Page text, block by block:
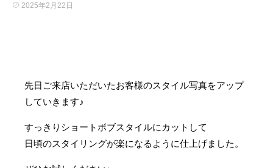
2025年2月22日
先日ご来店いただいたお客様のスタイル写真をアップ
していきます♪
すっきりショートボブスタイルにカットして
日頃のスタイリングが楽になるように仕上げました。